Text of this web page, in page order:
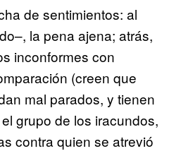
de sentimientos: al
la pena ajena; atrás,
inconformes con
(creen que
mal parados, y tienen
grupo de los iracundos,
contra quien se atrevió